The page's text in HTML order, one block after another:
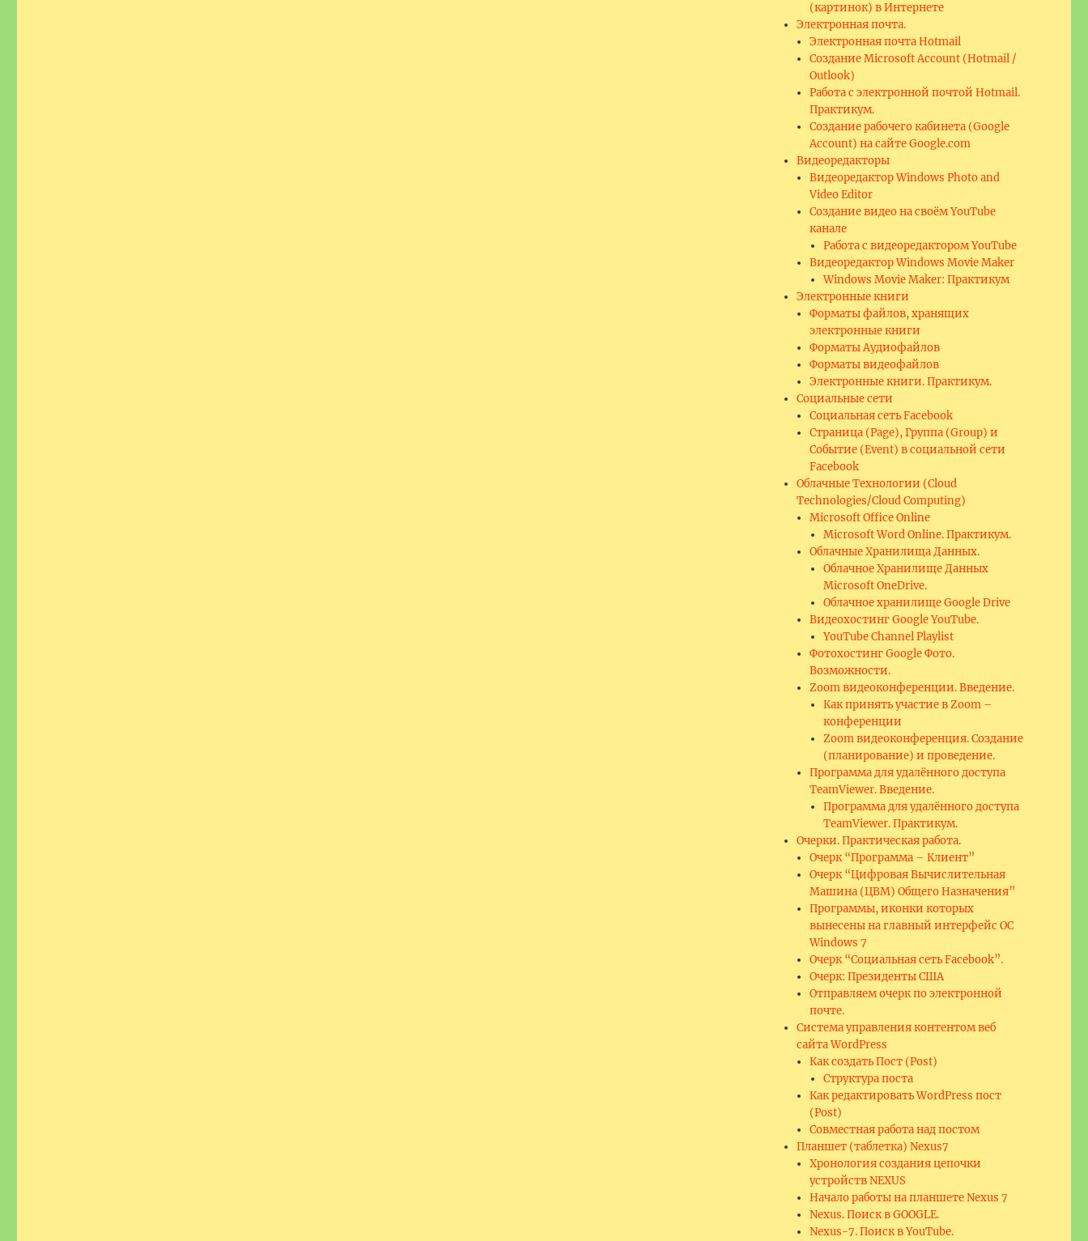
(картинок) в Интернете
Электронная почта.
Электронная почта Hotmail
Создание Microsoft Account (Hotmail /
Outlook)
Работа с электронной почтой Hotmail.
Практикум.
Создание рабочего кабинета (Google
Account) на сайте Google.com
Видеоредакторы
Видеоредактор Windows Photo and
Video Editor
Создание видео на своём YouTube
канале
Работа с видеоредактором YouTube
Видеоредактор Windows Movie Maker
Windows Movie Maker: Практикум
Электронные книги
Форматы файлов, хранящих
электронные книги
Форматы Аудиофайлов
Форматы видеофайлов
Электронные книги. Практикум.
Социальные сети
Социальная сеть Facebook
Страница (Page), Группа (Group) и
Событие (Event) в социальной сети
Facebook
Облачные Технологии (Cloud
Technologies/Cloud Computing)
Microsoft Office Online
Microsoft Word Online. Практикум.
Облачные Хранилища Данных.
Облачное Хранилище Данных
Microsoft OneDrive.
Облачное хранилище Google Drive
Видеохостинг Google YouTube.
YouTube Channel Playlist
Фотохостинг Google Фото.
Возможности.
Zoom видеоконференции. Введение.
Как принять участие в Zoom –
конференции
Zoom видеоконференция. Создание
(планирование) и проведение.
Программа для удалённого доступа
TeamViewer. Введение.
Программа для удалённого доступа
TeamViewer. Практикум.
Очерки. Практическая работа.
Очерк “Программа – Клиент”
Очерк “Цифровая Вычислительная
Машина (ЦВМ) Общего Назначения”
Программы, иконки которых
вынесены на главный интерфейс ОС
Windows 7
Очерк “Социальная сеть Facebook”.
Очерк: Президенты США
Отправляем очерк по электронной
почте.
Система управления контентом веб
сайта WordPress
Как создать Пост (Post)
Структура поста
Как редактировать WordPress пост
(Post)
Совместная работа над постом
Планшет (таблетка) Nexus7
Хронология создания цепочки
устройств NEXUS
Начало работы на планшете Nexus 7
Nexus. Поиск в GOOGLE.
Nexus-7. Поиск в YouTube.